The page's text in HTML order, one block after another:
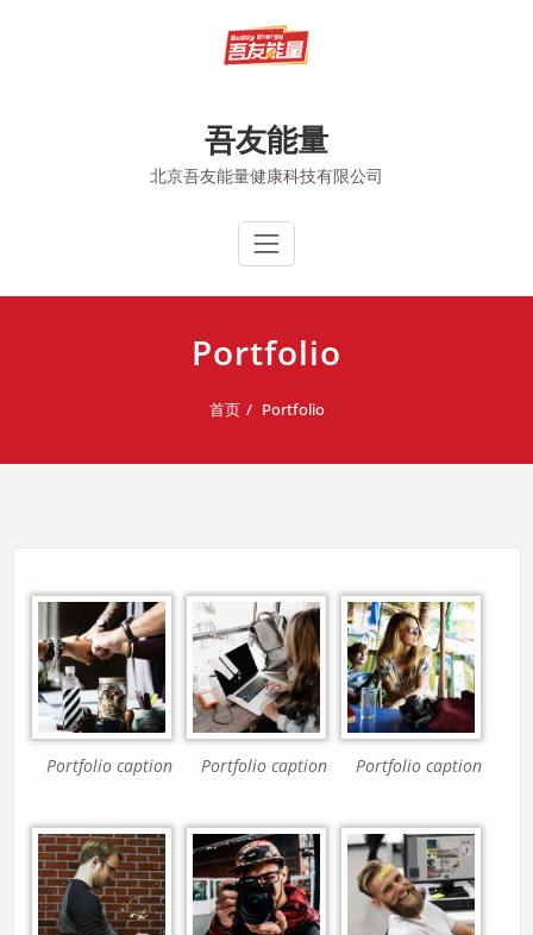
吾友能量
北京吾友能量健康科技有限公司
Portfolio
首页 Portfolio
Portfolio caption Portfolio caption Portfolio caption